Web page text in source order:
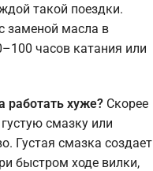
такой поездки.
заменой масла в
часов катания или
работать хуже? Скорее
смазку или
Густая смазка создает
быстром ходе вилки,